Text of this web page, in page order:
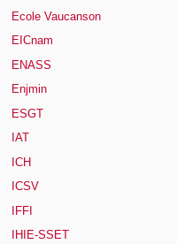
Ecole Vaucanson
EICnam
ENASS
Enjmin
ESGT
IAT
ICH
ICSV
IFFI
IHIE-SSET